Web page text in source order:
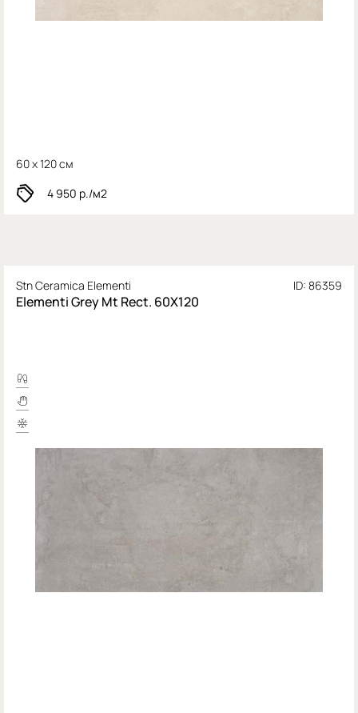
60 x 120 см
4 950 р./м2
Stn Ceramica Elementi ID: 86359
Elementi Grey Mt Rect. 60X120